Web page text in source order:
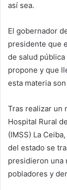
así sea.
El gobernador
presidente que
de salud
propone y que
esta materia
Tras realizar un
Hospital Rural
(IMSS) La
del estado se
presidieron una
pobladores y